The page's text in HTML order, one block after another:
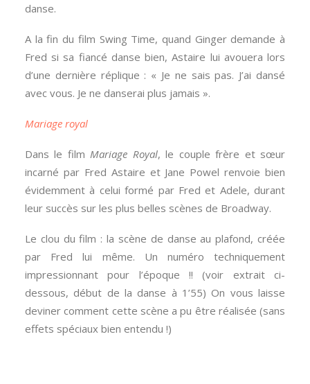
danse.
A la fin du film Swing Time, quand Ginger demande à
Fred si sa fiancé danse bien, Astaire lui avouera lors
d’une dernière réplique : « Je ne sais pas. J’ai dansé
avec vous. Je ne danserai plus jamais ».
Mariage royal
Dans le filmMariage Royal, le couple frère et sœur
incarné par Fred Astaire et Jane Powel renvoie bien
évidemment à celui formé par Fred et Adele, durant
leur succès sur les plus belles scènes de Broadway.
Le clou du film : la scène de danse au plafond, créée
par Fred lui même. Un numéro techniquement
impressionnant pour l’époque !! (voir extrait ci-
dessous, début de la danse à 1’55) On vous laisse
deviner comment cette scène a pu être réalisée (sans
effets spéciaux bien entendu !)